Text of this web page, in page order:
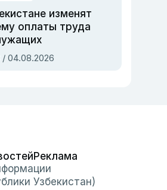
изменят
оплаты труда
/ 04.08.2026
Реклама
Узбекистан)